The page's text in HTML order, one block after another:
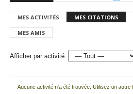
MES ACTIVITÉS MES CITATIONS
MES AMIS
Afficher par activité:
Aucune activité n'a été trouvée. Utilisez un autre